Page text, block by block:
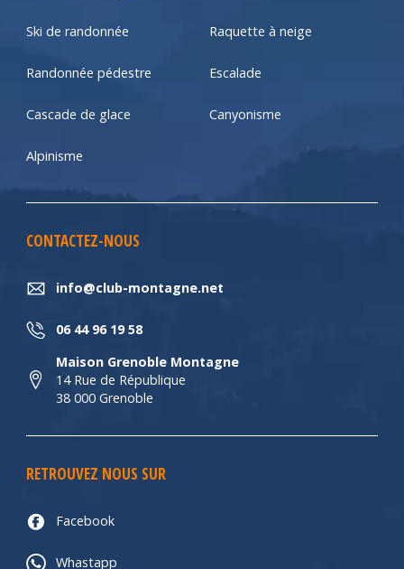
Ski de randonnée Raquette à neige
Randonnée pédestre Escalade
Cascade de glace Canyonisme
Alpinisme
CONTACTEZ-NOUS
info@club-montagne.net
06 44 96 19 58
Maison Grenoble Montagne
14 Rue de République
38 000 Grenoble
RETROUVEZ NOUS SUR
Facebook
Whastapp